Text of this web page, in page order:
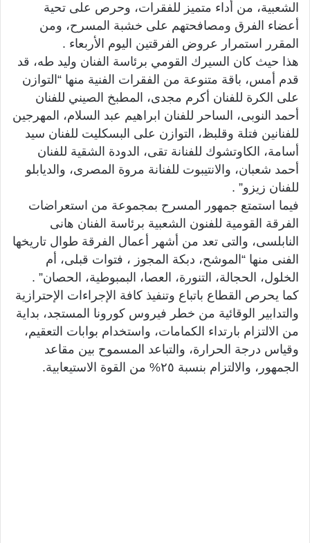
الشعبية، من أداء متميز للفقرات، وحرص على تحية
أعضاء الفرق ومصافحتهم على خشبة المسرح، ومن
المقرر استمرار عروض الفرقتين اليوم الأربعاء .
هذا حيث كان السيرك القومي برئاسة الفنان وليد طه، قد
قدم أمس، باقة متنوعة من الفقرات الفنية منها “التوازن
على الكرة للفنان أكرم مجدى، المطبخ الصيني للفنان
أحمد النوبى، الساحر للفنان ابراهيم عبد السلام، المهرجين
للفنانين فتلة وقلبظ، التوازن على البسكليت للفنان سيد
أسامة، الكاوتشوك للفنانة تقى، الدودة الشقية للفنان
أحمد شعبان، والانتيبوت للفنانة مروة المصرى، والديابلو
للفنان زيزو” .
فيما استمتع جمهور المسرح بمجموعة من استعراضات
الفرقة القومية للفنون الشعبية برئاسة الفنان هانى
النابلسى، والتى تعد من أشهر أعمال الفرقة طوال تاريخها
الفنى منها “الموشح، دبكة المجوز ، فتوات قبلى، أم
الخلول، الحجالة، التنورة، العصا، البمبوطية، الحصان” .
كما يحرص القطاع باتباع وتنفيذ كافة الإجراءات الإحترازية
والتدابير الوقائية من خطر فيروس كورونا المستجد، بداية
من الالتزام بارتداء الكمامات، واستخدام بوابات التعقيم،
وقياس درجة الحرارة، والتباعد المسموح بين مقاعد
الجمهور، والالتزام بنسبة ٢٥% من القوة الاستيعابية.